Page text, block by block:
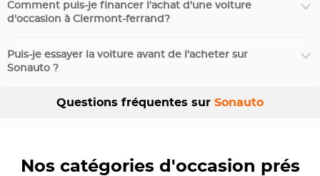
Comment puis-je financer l'achat d'une voiture
d'occasion à Clermont-ferrand?
Puis-je essayer la voiture avant de l'acheter sur
Sonauto ?
Questions fréquentes sur Sonauto
Nos catégories d'occasion prés